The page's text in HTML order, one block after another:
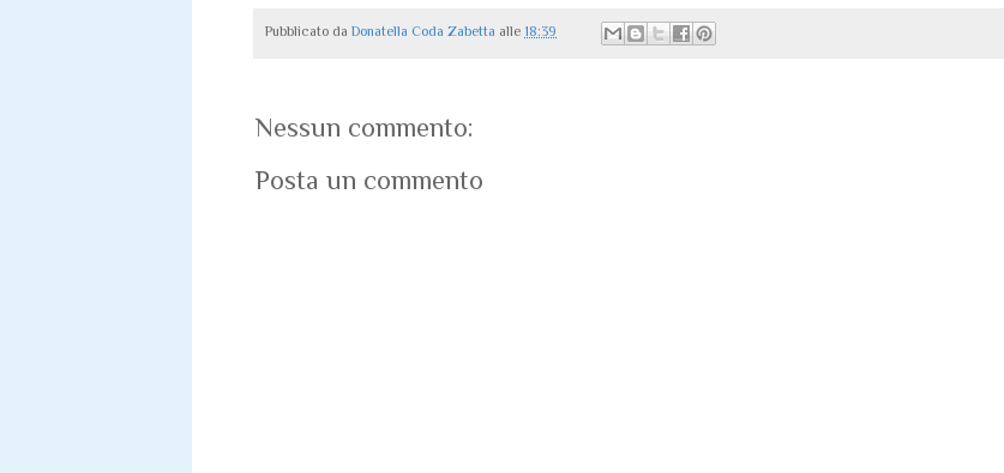
Pubblicato da Donatella Coda Zabetta alle 18:39
Nessun commento:
Posta un commento